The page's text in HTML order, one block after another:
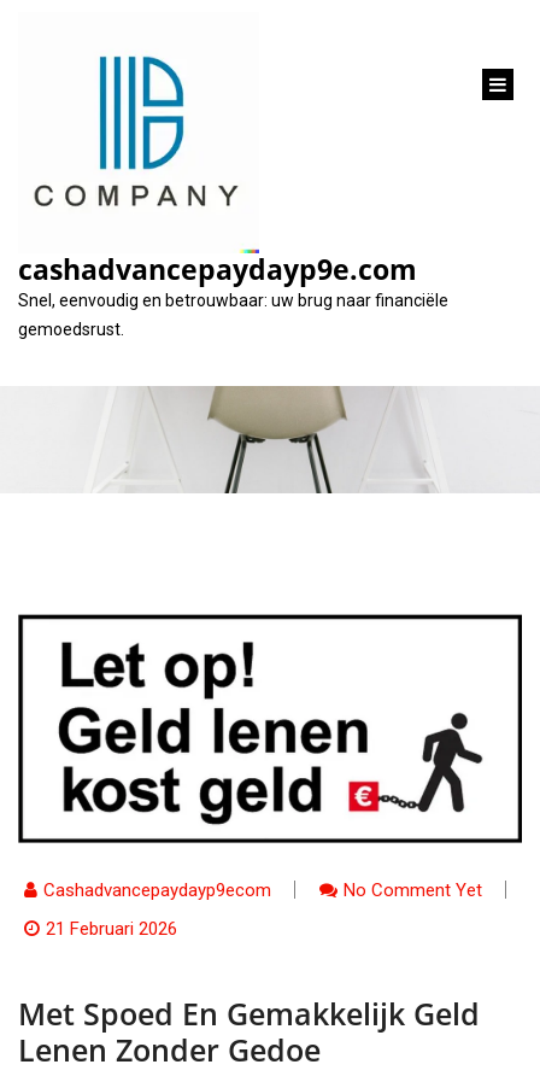
cashadvancepaydayp9e.com
Snel, eenvoudig en betrouwbaar: uw brug naar financiële
gemoedsrust.
Met spoed en
gemakkelijk geld
lenen zonder gedoe
Cashadvancepaydayp9ecom
No Comment Yet
21 Februari 2026
Met Spoed En Gemakkelijk Geld
Lenen Zonder Gedoe